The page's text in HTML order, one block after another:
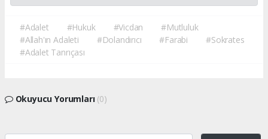
#Adalet #Hukuk #Vicdan
#Mutluluk
#Allah'ın Adaleti
#Dolandırıcı #Farabi
#Sokrates
#Adalet Tanrıçası
Okuyucu Yorumları (0)